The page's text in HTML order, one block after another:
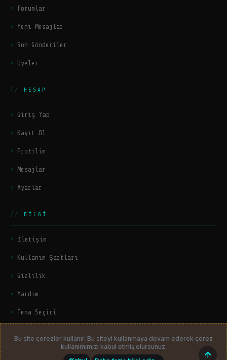
Forumlar
Yeni Mesajlar
Son Gönderiler
Üyeler
HESAP
Giriş Yap
Kayıt Ol
Profilim
Mesajlar
Ayarlar
BILGI
İletişim
Kullanım Şartları
Gizlilik
Yardım
Tema Seçici
HackerZers.com— Tüm hakları saklıdır. | Community platform
Bu site çerezler kullanır. Bu siteyi kullanmaya devam ederek çerez
kullanımımızı kabul etmiş olursunuz.